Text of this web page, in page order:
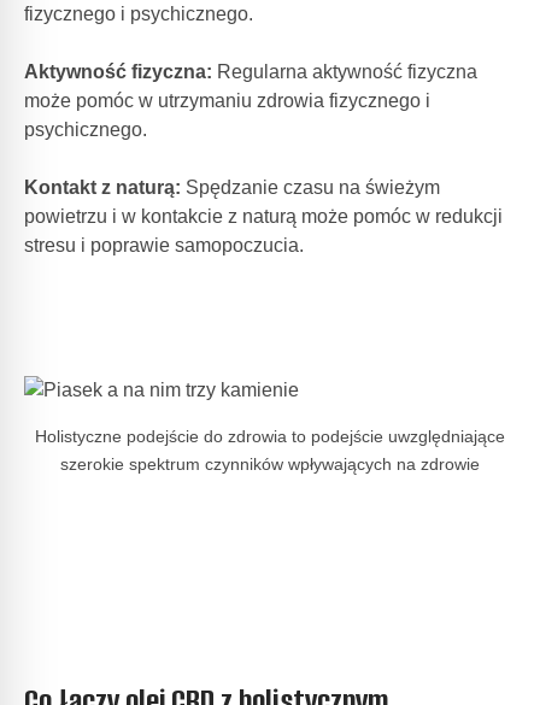
fizycznego i psychicznego.
Aktywność fizyczna: Regularna aktywność fizyczna
może pomóc w utrzymaniu zdrowia fizycznego i
psychicznego.
Kontakt z naturą: Spędzanie czasu na świeżym
powietrzu i w kontakcie z naturą może pomóc w redukcji
stresu i poprawie samopoczucia.
Holistyczne podejście do zdrowia to podejście uwzględniające
szerokie spektrum czynników wpływających na zdrowie